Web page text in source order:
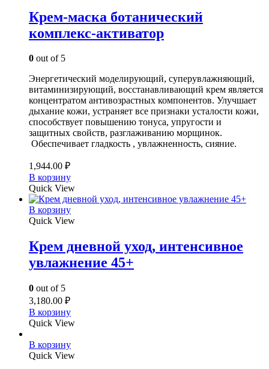
Крем-маска ботанический
комплекс-активатор
0 out of 5
Энергетический моделирующий, суперувлажняющий,
витаминизирующий, восстанавливающий крем является
концентратом антивозрастных компонентов. Улучшает
дыхание кожи, устраняет все признаки усталости кожи,
способствует повышению тонуса, упругости и
защитных свойств, разглаживанию морщинок.
Обеспечивает гладкость , увлажненность, сияние.
1,944.00 ₽
В корзину
Quick View
В корзину
Quick View
Крем дневной уход, интенсивное
увлажнение 45+
0 out of 5
3,180.00 ₽
В корзину
Quick View
В корзину
Quick View